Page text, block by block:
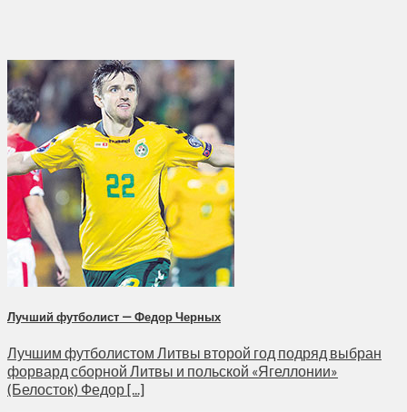
Лучший футболист — Федор Черных
Лучшим футболистом Литвы второй год подряд выбран
форвард сборной Литвы и польской «Ягеллонии»
(Белосток) Федор [...]